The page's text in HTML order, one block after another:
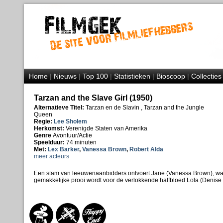
Home|Nieuws|Top 100|Statistieken|Bioscoop|Collecties
Tarzan and the Slave Girl (1950)
Alternatieve Titel: Tarzan en de Slavin , Tarzan and the Jungle
Queen
Regie: Lee Sholem
Herkomst: Verenigde Staten van Amerika
Genre Avontuur/Actie
Speelduur: 74 minuten
Met: Lex Barker, Vanessa Brown, Robert Alda
meer acteurs
Een stam van leeuwenaanbidders ontvoert Jane (Vanessa Brown),
gemakkelijke prooi wordt voor de verlokkende halfbloed Lola (Denise